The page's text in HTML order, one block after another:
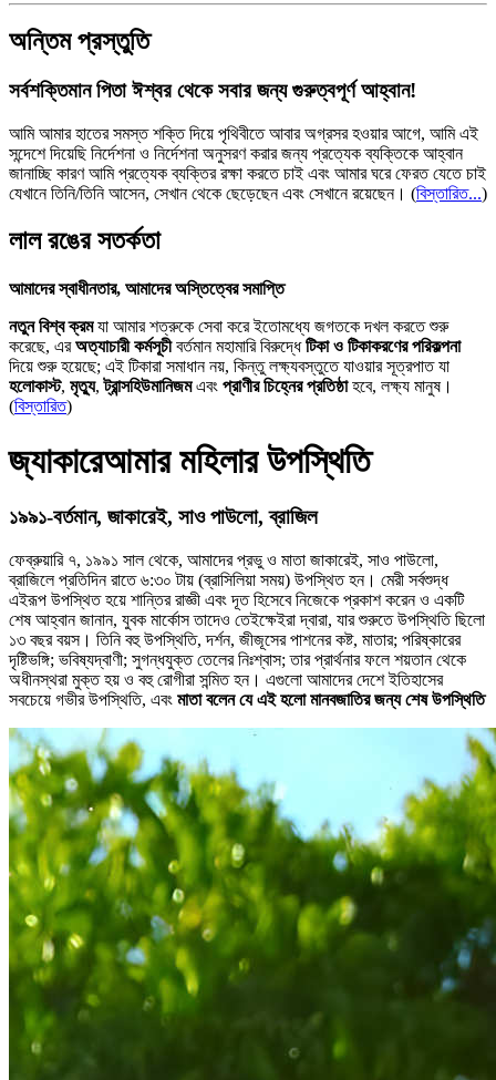
অন্তিম প্রস্তুতি
সর্বশক্তিমান পিতা ঈশ্বর থেকে সবার জন্য গুরুত্বপূর্ণ আহ্বান!
আমি আমার হাতের সমস্ত শক্তি দিয়ে পৃথিবীতে আবার অগ্রসর হওয়ার আগে, আমি এই
সন্দেশে দিয়েছি নির্দেশনা ও নির্দেশনা অনুসরণ করার জন্য প্রত্যেক ব্যক্তিকে আহ্বান
জানাচ্ছি কারণ আমি প্রত্যেক ব্যক্তির রক্ষা করতে চাই এবং আমার ঘরে ফেরত যেতে চাই
যেখানে তিনি/তিনি আসেন, সেখান থেকে ছেড়েছেন এবং সেখানে রয়েছেন। (বিস্তারিত...)
লাল রঙের সতর্কতা
আমাদের স্বাধীনতার, আমাদের অস্তিত্বের সমাপ্তি
নতুন বিশ্ব ক্রমযা আমার শত্রুকে সেবা করে ইতোমধ্যে জগতকে দখল করতে শুরু
করেছে, এরঅত্যাচারী কর্মসূচীবর্তমান মহামারি বিরুদ্ধেটিকা ও টিকাকরণের পরিকল্পনা
দিয়ে শুরু হয়েছে; এই টিকারা সমাধান নয়, কিন্তু লক্ষ্যবস্তুতে যাওয়ার সূত্রপাত যা
হলোকাস্ট, মৃত্যু,ট্রান্সহিউমানিজমএবং প্রাণীর চিহ্নের প্রতিষ্ঠাহবে, লক্ষ্য মানুষ।
(বিস্তারিত)
জ্যাকারেআমার মহিলার উপস্থিতি
১৯৯১-বর্তমান, জাকারেই, সাও পাউলো, ব্রাজিল
ফেব্রুয়ারি ৭, ১৯৯১ সাল থেকে, আমাদের প্রভু ও মাতা জাকারেই, সাও পাউলো,
ব্রাজিলে প্রতিদিন রাতে ৬:৩০ টায় (ব্রাসিলিয়া সময়) উপস্থিত হন। মেরী সর্বশুদ্ধ
এইরূপ উপস্থিত হয়ে শান্তির রাজ্ঞী এবং দূত হিসেবে নিজেকে প্রকাশ করেন ও একটি
শেষ আহ্বান জানান, যুবক মার্কোস তাদেও তেইক্ষেইরা দ্বারা, যার শুরুতে উপস্থিতি ছিলো
১৩ বছর বয়স। তিনি বহু উপস্থিতি, দর্শন, জীজূসের পাশনের কষ্ট, মাতার; পরিষ্কারের
দৃষ্টিভঙ্গি; ভবিষ্যদ্বাণী; সুগন্ধযুক্ত তেলের নিঃশ্বাস; তার প্রার্থনার ফলে শয়তান থেকে
অধীনস্থরা মুক্ত হয় ও বহু রোগীরা সন্মিত হন। এগুলো আমাদের দেশে ইতিহাসের
সবচেয়ে গভীর উপস্থিতি, এবং মাতা বলেন যে এই হলো মানবজাতির জন্য শেষ উপস্থিতি